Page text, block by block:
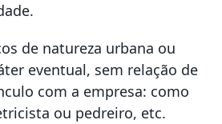
de natureza urbana ou
eventual, sem relação de
com a empresa: como
ou pedreiro, etc.